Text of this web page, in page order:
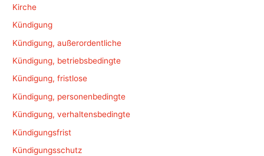
Kirche
Kündigung
Kündigung, außerordentliche
Kündigung, betriebsbedingte
Kündigung, fristlose
Kündigung, personenbedingte
Kündigung, verhaltensbedingte
Kündigungsfrist
Kündigungsschutz